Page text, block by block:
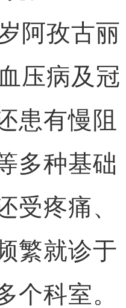
孜古丽
压病及冠
患有慢阻
多种基础
受疼痛、
繁就诊于
个科室。